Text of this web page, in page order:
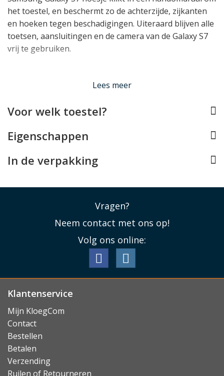
het toestel, en beschermt zo de achterzijde, zijkanten
en hoeken tegen beschadigingen. Uiteraard blijven alle
toetsen, aansluitingen en de camera van de Galaxy S7
vrij te gebruiken.
Lees meer
Voor welk toestel?
Eigenschappen
In de verpakking
Vragen?
Neem contact met ons op!
Volg ons online:
Klantenservice
Mijn KloegCom
Contact
Bestellen
Betalen
Verzending
Ruilen of Retourneren